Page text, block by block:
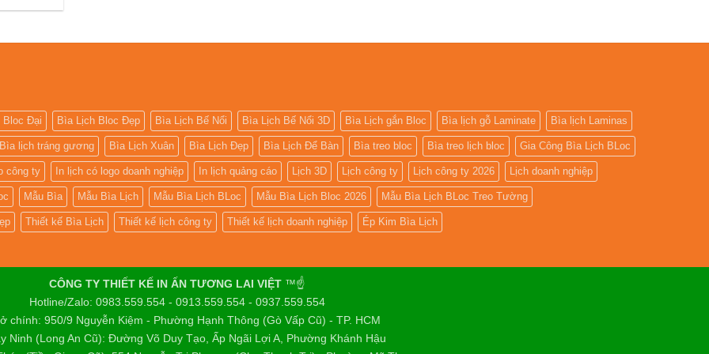
Bloc Đại Bìa Lịch Bloc Đẹp Bìa Lịch Bế Nổi Bìa Lịch Bế Nổi 3D Bìa Lịch gắn Bloc Bìa lịch gỗ Laminate Bìa lịch Laminas
Bìa lịch tráng gương Bìa Lịch Xuân Bìa Lịch Đẹp Bìa Lịch Để Bàn Bìa treo bloc Bìa treo lịch bloc Gia Công Bìa Lịch BLoc
công ty In lịch có logo doanh nghiệp In lịch quảng cáo Lịch 3D Lịch công ty Lịch công ty 2026 Lịch doanh nghiệp
Mẫu Bìa Mẫu Bìa Lịch Mẫu Bìa Lịch BLoc Mẫu Bìa Lịch Bloc 2026 Mẫu Bìa Lịch BLoc Treo Tường
Thiết kế Bìa Lịch Thiết kế lịch công ty Thiết kế lịch doanh nghiệp Ép Kim Bìa Lịch
CÔNG TY THIẾT KẾ IN ẤN TƯƠNG LAI VIỆT ™☝️
Hotline/Zalo: 0983.559.554 - 0913.559.554 - 0937.559.554
chính: 950/9 Nguyễn Kiệm - Phường Hạnh Thông (Gò Vấp Cũ) - TP. HCM
Ninh (Long An Cũ): Đường Võ Duy Tạo, Ấp Ngãi Lợi A, Phường Khánh Hậu